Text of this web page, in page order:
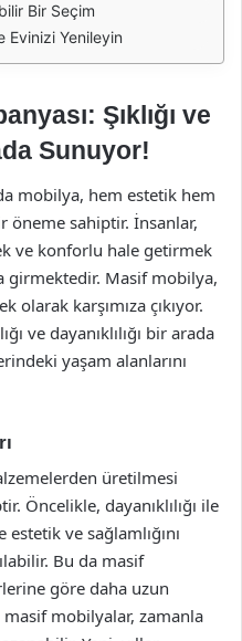
Bir Seçim
Evinizi Yenileyin
Şıklığı ve
Sunuyor!
mobilya, hem estetik hem
öneme sahiptir. İnsanlar,
ve konforlu hale getirmek
girmektedir. Masif mobilya,
olarak karşımıza çıkıyor.
ve dayanıklılığı bir arada
yaşam alanlarını
üretilmesi
Öncelikle, dayanıklılığı ile
ve sağlamlığını
Bu da masif
göre daha uzun
masif mobilyalar, zamanla